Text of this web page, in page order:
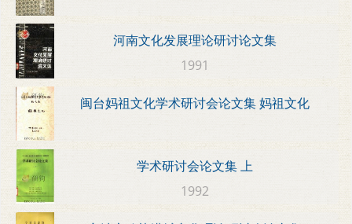
河南文化发展理论研讨论文集
1991
闽台妈祖文化学术研讨会论文集 妈祖文化
学术研讨会论文集 上
1992